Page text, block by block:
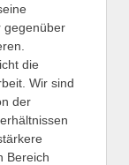
gegenüber
die
Wir sind
der
Bereich